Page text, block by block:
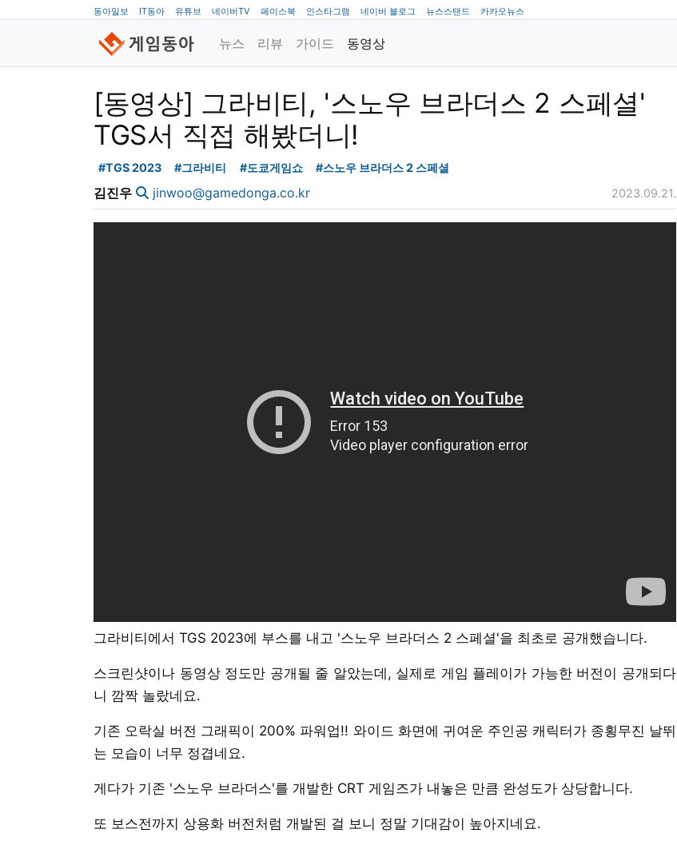
동아일보 IT동아 유튜브 네이버TV 페이스북 인스타그램 네이버 블로그 뉴스스탠드 카카오뉴스
뉴스 리뷰 가이드 동영상
[동영상] 그라비티, '스노우 브라더스 2 스페셜'
TGS서 직접 해봤더니!
#TGS 2023 #그라비티 #도쿄게임쇼 #스노우 브라더스 2 스페셜
김진우 jinwoo@gamedonga.co.kr 2023.09.21.
그라비티에서 TGS 2023에 부스를 내고 '스노우 브라더스 2 스페셜'을 최초로 공개했습니다.
스크린샷이나 동영상 정도만 공개될 줄 알았는데, 실제로 게임 플레이가 가능한 버전이 공개되다
니 깜짝 놀랐네요.
기존 오락실 버전 그래픽이 200% 파워업!! 와이드 화면에 귀여운 주인공 캐릭터가 종횡무진 날뛰
는 모습이 너무 정겹네요.
게다가 기존 '스노우 브라더스'를 개발한 CRT 게임즈가 내놓은 만큼 완성도가 상당합니다.
또 보스전까지 상용화 버전처럼 개발된 걸 보니 정말 기대감이 높아지네요.